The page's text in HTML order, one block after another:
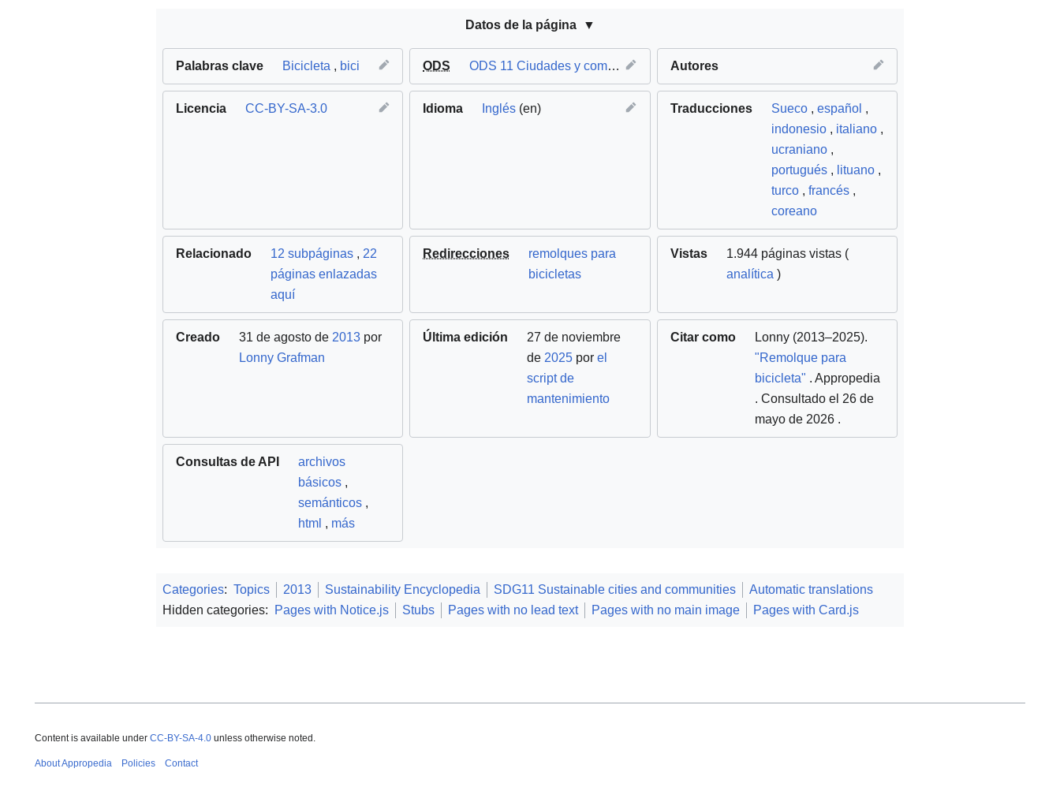
Datos de la página
Palabras clave Bicicleta , bici ODS ODS 11 Ciudades y comunidades sostenibles Autores
Licencia CC-BY-SA-3.0 Idioma Inglés (en) Traducciones Sueco, español ,
indonesio, italiano,
ucraniano,
portugués, lituano,
turco, francés,
coreano
Relacionado 12 subpáginas , 22
páginas enlazadas
aquí
Redirecciones
remolques para
bicicletas
Vistas
1.944 páginas vistas (
analítica )
Creado 31 de agosto de 2013 por
Lonny Grafman
Última edición
27 de noviembre
de 2025 porel
script de
mantenimiento
Citar como Lonny(2013–2025).
"Remolque para
bicicleta" . Appropedia
. Consultado el 26 de
mayo de 2026.
Consultas de API
archivos
básicos ,
semánticos ,
html , más
Categories: Topics 2013 Sustainability Encyclopedia SDG11 Sustainable cities and communities
Automatic translations
Hidden categories:
Pages with Notice.js Stubs Pages with no lead text Pages with no main image Pages with Card.js
Content is available under CC-BY-SA-4.0 unless otherwise noted.
About Appropedia Policies Contact